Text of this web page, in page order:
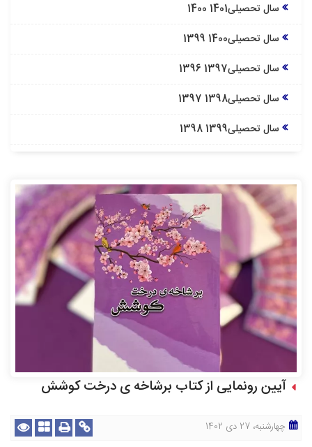
سال تحصیلی1401 1400
سال تحصیلی1400 1399
سال تحصیلی1397 1396
سال تحصیلی1398 1397
سال تحصیلی1399 1398
آیین رونمایی از کتاب برشاخه ی درخت کوشش
چهارشنبه، 27 دی 1402